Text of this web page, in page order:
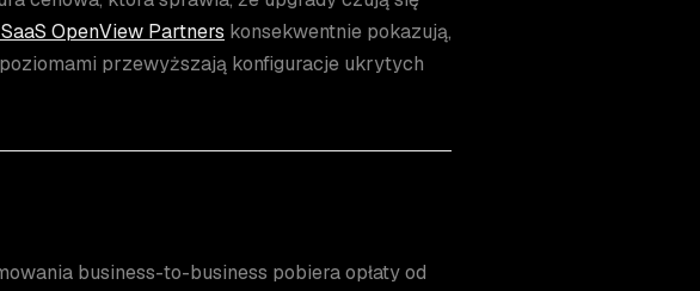
OpenView Partners konsekwentnie pokazują,
przewyższają konfiguracje ukrytych
business-to-business pobiera opłaty od